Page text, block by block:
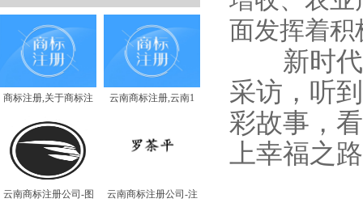
商标注册,关于商标注 云南商标注册,云南1
云南商标注册公司-图 云南商标注册公司-注
面发挥着积
新时代
采访，听
彩故事，
上幸福之